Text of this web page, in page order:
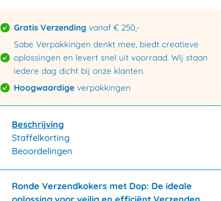
Gratis Verzending vanaf € 250,-
Sabe Verpakkingen denkt mee, biedt creatieve
oplossingen en levert snel uit voorraad. Wij staan
iedere dag dicht bij onze klanten.
Hoogwaardige verpakkingen
Beschrijving
Staffelkorting
Beoordelingen
Ronde Verzendkokers met Dop: De ideale